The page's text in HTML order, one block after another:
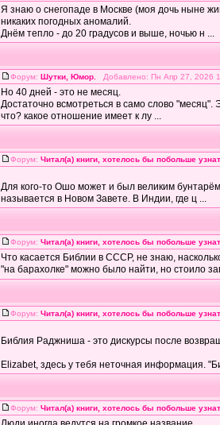
Я знаю о снегопаде в Москве (моя дочь ныне
никаких погодных аномалий.
Днём тепло - до 20 градусов и выше, ночью н ...
Форум: Шутки, Юмор. Добавлено: Пн Апр 27, 2026
Но 40 дней - это не месяц.
Достаточно всмотреться в само слово
что? какое отношение имеет к лу ...
Форум: Читал(а) книги, хотелось бы побольше
Для кого-то Ошо может и был великим
называется в Новом Завете. В Индии, где ц ...
Форум: Читал(а) книги, хотелось бы побольше
Что касается Библии в СССР, не знаю,
"на барахолке" можно было найти, но стоило
Форум: Читал(а) книги, хотелось бы побольше
Библия Раджниша - это дискурсы после
Elizabet, здесь у тебя неточная информация.
Форум: Читал(а) книги, хотелось бы побольше